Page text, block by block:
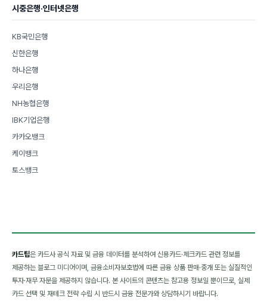
시중은행·인터넷은행
KB국민은행
신한은행
하나은행
우리은행
NH농협은행
IBK기업은행
카카오뱅크
케이뱅크
토스뱅크
카드팁은 카드사 공식 자료 및 금융 데이터를 분석하여 신용카드·체크카드 관련 정보를
제공하는 블로그 미디어이며, 금융소비자보호법에 따른 금융 상품 판매·중개 또는 실질적인
투자·재무 자문을 제공하지 않습니다. 본 사이트의 콘텐츠는 참고용 정보일 뿐이므로, 실제
카드 선택 및 재테크 전략 수립 시 반드시 금융 전문가와 상담하시기 바랍니다.